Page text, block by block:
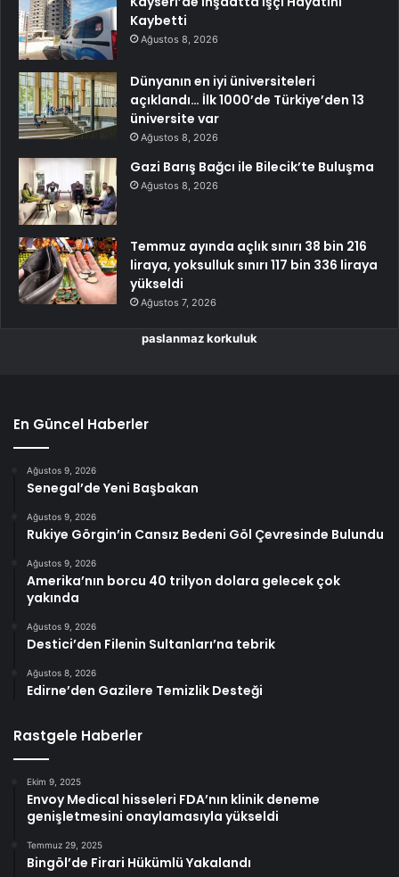
Kaybetti
Ağustos 8, 2026
Dünyanın en iyi üniversiteleri
açıklandı… İlk 1000’de Türkiye’den 13
üniversite var
Ağustos 8, 2026
Gazi Barış Bağcı ile Bilecik’te Buluşma
Ağustos 8, 2026
Temmuz ayında açlık sınırı 38 bin 216
liraya, yoksulluk sınırı 117 bin 336 liraya
yükseldi
Ağustos 7, 2026
paslanmaz korkuluk
En Güncel Haberler
Ağustos 9, 2026
Senegal’de Yeni Başbakan
Ağustos 9, 2026
Rukiye Görgin’in Cansız Bedeni Göl Çevresinde Bulundu
Ağustos 9, 2026
Amerika’nın borcu 40 trilyon dolara gelecek çok
yakında
Ağustos 9, 2026
Destici’den Filenin Sultanları’na tebrik
Ağustos 8, 2026
Edirne’den Gazilere Temizlik Desteği
Rastgele Haberler
Ekim 9, 2025
Envoy Medical hisseleri FDA’nın klinik deneme
genişletmesini onaylamasıyla yükseldi
Temmuz 29, 2025
Bingöl’de Firari Hükümlü Yakalandı